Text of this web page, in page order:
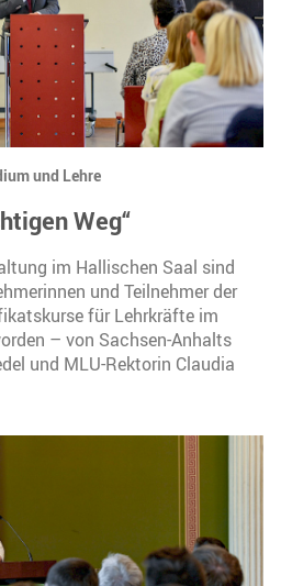
und Lehre
Weg“
im Hallischen Saal sind
und Teilnehmer der
für Lehrkräfte im
– von Sachsen-Anhalts
und MLU-Rektorin Claudia